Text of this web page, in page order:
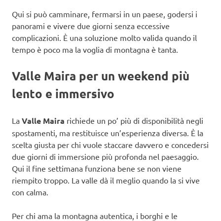
Qui si può camminare, fermarsi in un paese, godersi i
panorami e vivere due giorni senza eccessive
complicazioni. È una soluzione molto valida quando il
tempo è poco ma la voglia di montagna è tanta.
Valle Maira per un weekend più
lento e immersivo
La Valle Maira richiede un po’ più di disponibilità negli
spostamenti, ma restituisce un’esperienza diversa. È la
scelta giusta per chi vuole staccare davvero e concedersi
due giorni di immersione più profonda nel paesaggio.
Qui il fine settimana funziona bene se non viene
riempito troppo. La valle dà il meglio quando la si vive
con calma.
Per chi ama la montagna autentica, i borghi e le